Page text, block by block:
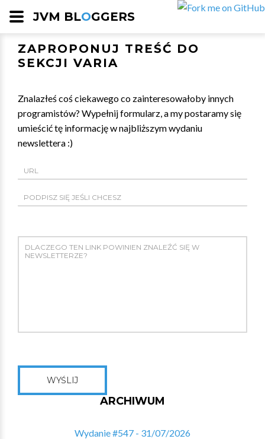
JVM BLOGGERS
ZAPROPONUJ TREŚĆ DO
SEKCJI VARIA
Znalazłeś coś ciekawego co zainteresowałoby innych
programistów? Wypełnij formularz, a my postaramy się
umieścić tę informację w najbliższym wydaniu
newslettera :)
WYŚLIJ
ARCHIWUM
Wydanie #547 - 31/07/2026